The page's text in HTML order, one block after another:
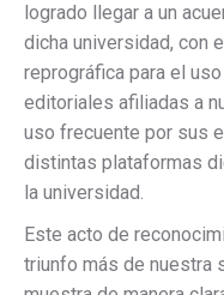
logrado llegar a un
dicha universidad, con
reprográfica para el
editoriales afiliadas a
uso frecuente por sus
distintas plataformas
la universidad.
Este acto de
triunfo más de nuestra